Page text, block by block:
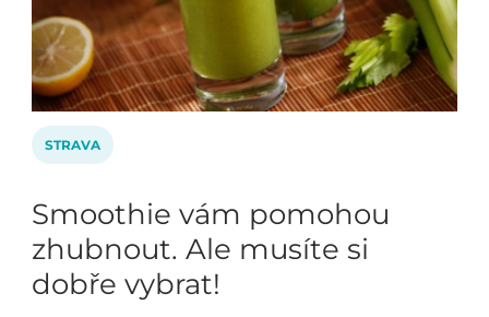
STRAVA
Smoothie vám pomohou
zhubnout. Ale musíte si
dobře vybrat!